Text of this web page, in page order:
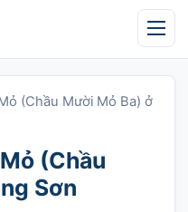
(Chầu Mười Mỏ Ba) ở
(Chầu
Sơn